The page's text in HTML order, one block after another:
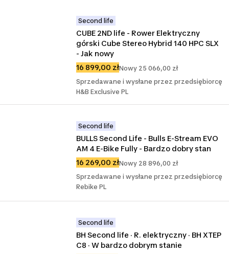
Second life
CUBE 2ND life - Rower Elektryczny
górski Cube Stereo Hybrid 140 HPC SLX
- Jak nowy
16 899,00 złNowy 25 066,00 zł
Sprzedawane i wysłane przez przedsiębiorcę
H&B Exclusive PL
Second life
BULLS Second Life - Bulls E-Stream EVO
AM 4 E-Bike Fully - Bardzo dobry stan
16 269,00 złNowy 28 896,00 zł
Sprzedawane i wysłane przez przedsiębiorcę
Rebike PL
Second life
BH Second life · R. elektryczny · BH XTEP
C8 · W bardzo dobrym stanie